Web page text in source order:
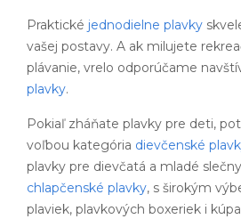
Praktické jednodielne plavky
vašej postavy. A ak milujete
plávanie, vrelo odporúčame
plavky.
Pokiaľ zháňate plavky pre deti,
voľbou kategória dievčenské
plavky pre dievčatá a mladé
chlapčenské plavky, s širokým
plaviek, plavkových boxeriek i